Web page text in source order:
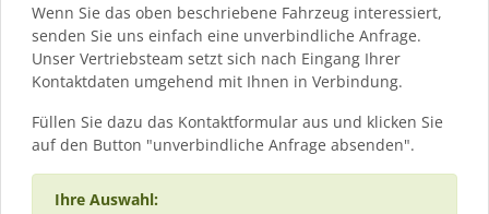
Wenn Sie das oben beschriebene Fahrzeug interessiert,
senden Sie uns einfach eine unverbindliche Anfrage.
Unser Vertriebsteam setzt sich nach Eingang Ihrer
Kontaktdaten umgehend mit Ihnen in Verbindung.
Füllen Sie dazu das Kontaktformular aus und klicken Sie
auf den Button "unverbindliche Anfrage absenden".
Ihre Auswahl: